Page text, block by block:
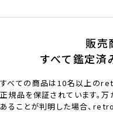
販売
すべて鑑定済
すべての商品は10名以上の
正規品を保証されています。
あることが判明した場合、